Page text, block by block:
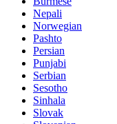
Nepali
Norwegian
Pashto
Persian
Punjabi
Serbian
Sesotho
Sinhala
Slovak